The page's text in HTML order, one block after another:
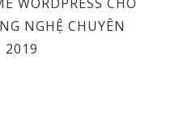
NGHỆ CHUYÊN
2019